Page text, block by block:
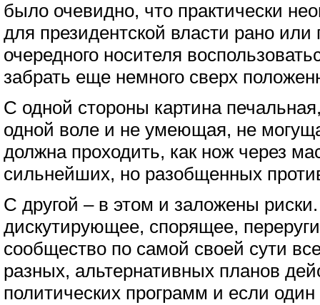
было очевидно, что практически
для президентской власти рано или
очередного носителя
забрать еще немного сверх
С одной стороны картина
одной воле и не умеющая, не
должна проходить, как нож через
сильнейших, но разобщенных
С другой – в этом и заложены
дискутирующее, спорящее,
сообщество по самой своей сути
разных, альтернативных планов
политических программ и если